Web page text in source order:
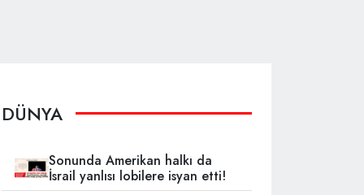
DÜNYA
Sonunda Amerikan halkı da
İsrail yanlısı lobilere isyan etti!